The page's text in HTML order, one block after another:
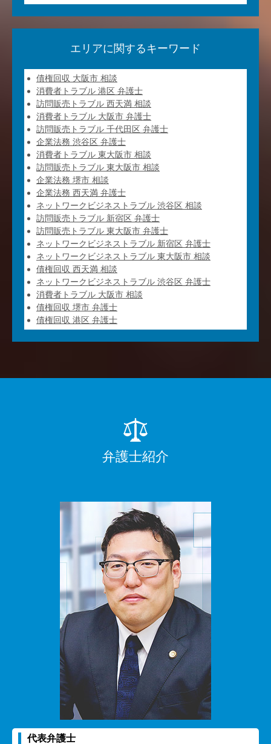
エリアに関するキーワード
債権回収 大阪市 相談
消費者トラブル 港区 弁護士
訪問販売トラブル 西天満 相談
消費者トラブル 大阪市 弁護士
訪問販売トラブル 千代田区 弁護士
企業法務 渋谷区 弁護士
消費者トラブル 東大阪市 相談
訪問販売トラブル 東大阪市 相談
企業法務 堺市 相談
企業法務 西天満 弁護士
ネットワークビジネストラブル 渋谷区 相談
訪問販売トラブル 新宿区 弁護士
訪問販売トラブル 東大阪市 弁護士
ネットワークビジネストラブル 新宿区 弁護士
ネットワークビジネストラブル 東大阪市 相談
債権回収 西天満 相談
ネットワークビジネストラブル 渋谷区 弁護士
消費者トラブル 大阪市 相談
債権回収 堺市 弁護士
債権回収 港区 弁護士
弁護士紹介
代表弁護士